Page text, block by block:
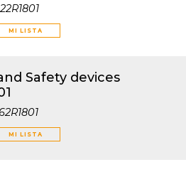
MI LISTA
Safety devices
MI LISTA